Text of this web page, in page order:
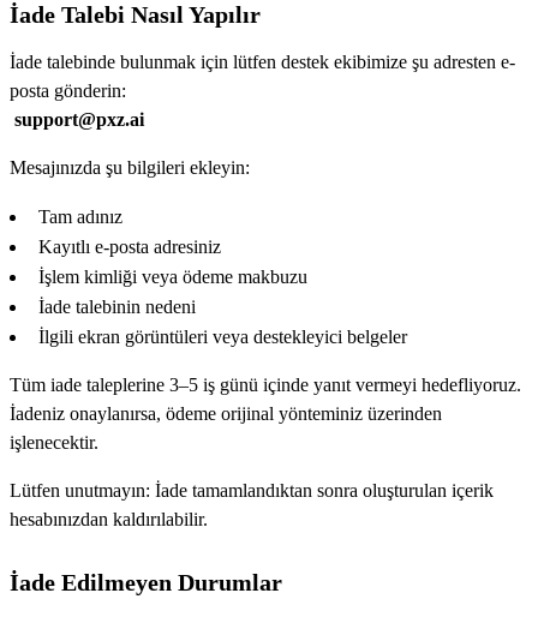
İade Talebi Nasıl Yapılır
İade talebinde bulunmak için lütfen destek ekibimize şu adresten e-
posta gönderin:
support@pxz.ai
Mesajınızda şu bilgileri ekleyin:
Tam adınız
Kayıtlı e-posta adresiniz
İşlem kimliği veya ödeme makbuzu
İade talebinin nedeni
İlgili ekran görüntüleri veya destekleyici belgeler
Tüm iade taleplerine 3–5 iş günü içinde yanıt vermeyi hedefliyoruz.
İadeniz onaylanırsa, ödeme orijinal yönteminiz üzerinden
işlenecektir.
Lütfen unutmayın: İade tamamlandıktan sonra oluşturulan içerik
hesabınızdan kaldırılabilir.
İade Edilmeyen Durumlar